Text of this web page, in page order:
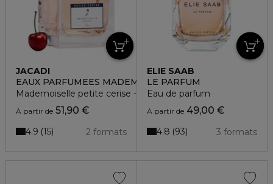
JACADI
EAUX PARFUMEES MADEMOISELLE
Mademoiselle petite cerise - eau de toilette
À partir de 51,90 €
2 formats
4.9 15
ELIE SAAB
LE PARFUM
Eau de parfum
À partir de49,00 €
3 formats
4.8 93